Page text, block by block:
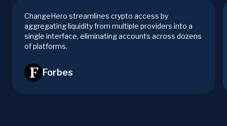
ChangeHero streamlines crypto access by
aggregating liquidity from multiple providers into a
single interface, eliminating accounts across dozens
of platforms.
Forbes